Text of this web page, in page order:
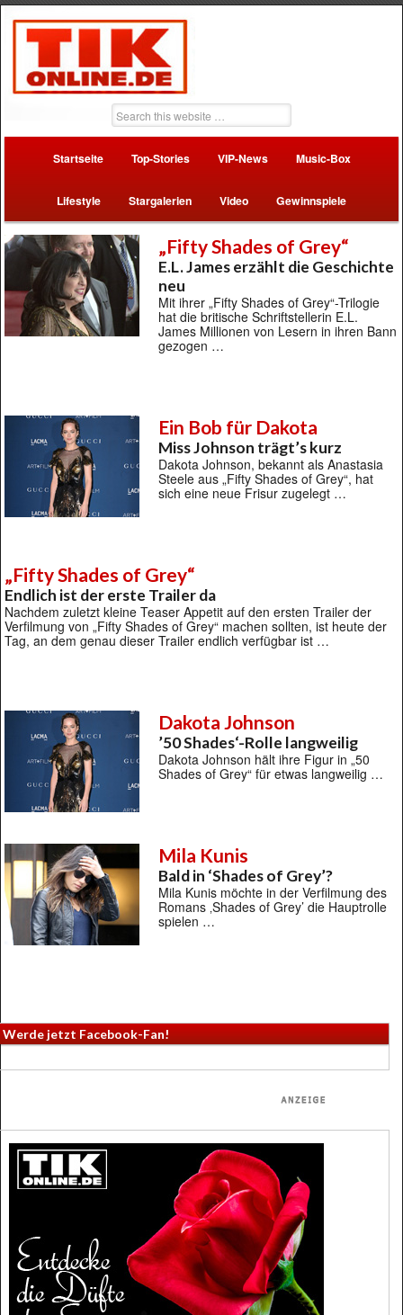
Startseite Top-Stories VIP-News Music-Box
Lifestyle Stargalerien Video Gewinnspiele
„Fifty Shades of Grey“
E.L. James erzählt die Geschichte
neu
Mit ihrer „Fifty Shades of Grey“-Trilogie
hat die britische Schriftstellerin E.L.
James Millionen von Lesern in ihren Bann
gezogen …
Ein Bob für Dakota
Miss Johnson trägt’s kurz
Dakota Johnson, bekannt als Anastasia
Steele aus „Fifty Shades of Grey“, hat
sich eine neue Frisur zugelegt …
„Fifty Shades of Grey“
Endlich ist der erste Trailer da
Nachdem zuletzt kleine Teaser Appetit auf den ersten Trailer der
Verfilmung von „Fifty Shades of Grey“ machen sollten, ist heute der
Tag, an dem genau dieser Trailer endlich verfügbar ist …
Dakota Johnson
’50 Shades‘-Rolle langweilig
Dakota Johnson hält ihre Figur in „50
Shades of Grey“ für etwas langweilig …
Mila Kunis
Bald in ‘Shades of Grey’?
Mila Kunis möchte in der Verfilmung des
Romans ‚Shades of Grey’ die Hauptrolle
spielen …
Werde jetzt Facebook-Fan!